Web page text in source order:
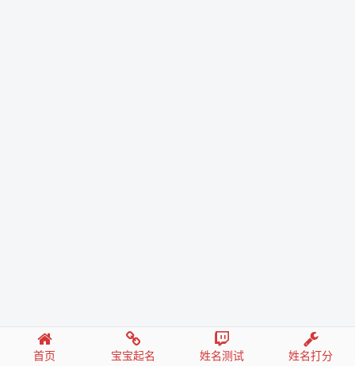
首页 宝宝起名 姓名测试 姓名打分